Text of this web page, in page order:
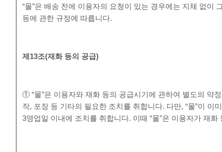
“몰”은 배송 전에 이용자의 요청이 있는 경우에는 지체 없
등에 관한 규정에 따릅니다.
제 13조(재화 등의 공급)
① “몰”은 이용자와 재화 등의 공급시기에 관하여 별도의 약
작, 포장 등 기타의 필요한 조치를 취합니다. 다만, “몰”이
3영업일 이내에 조치를 취합니다. 이때 “몰”은 이용자가 재